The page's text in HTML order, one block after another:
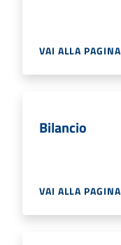
VAI ALLA PAGINA
Bilancio
VAI ALLA PAGINA